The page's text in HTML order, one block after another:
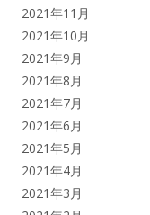
2021年11月
2021年10月
2021年9月
2021年8月
2021年7月
2021年6月
2021年5月
2021年4月
2021年3月